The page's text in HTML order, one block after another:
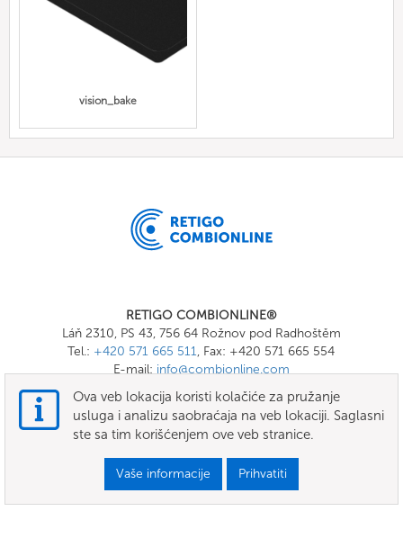
vision_bake
RETIGO COMBIONLINE®
Láň 2310, PS 43, 756 64 Rožnov pod Radhoštěm
Tel.: +420 571 665 511, Fax: +420 571 665 554
E-mail: info@combionline.com
OnlineMenu
uslovi
Ova veb lokacija koristi kolačiće za pružanje
usluga i analizu saobraćaja na veb lokaciji. Saglasni
ste sa tim korišćenjem ove veb stranice.
Vaše informacije Prihvatiti